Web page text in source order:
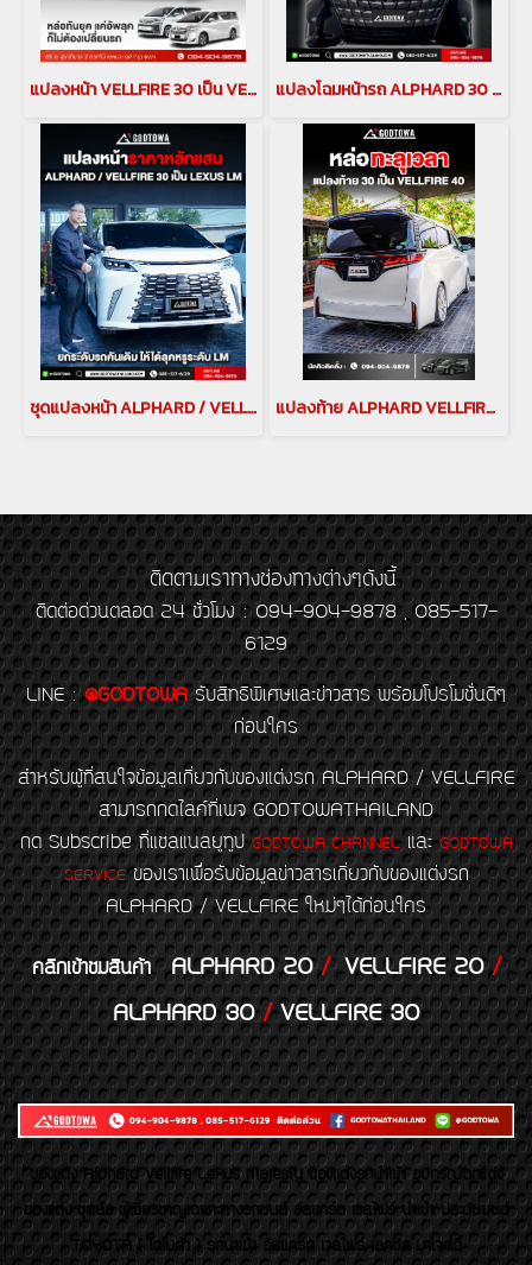
แปลงหน้า VELLFIRE 30 เป็น VELLFIRE 40 vellfire 2015-2023 แปลงโฉมเป็น All-New Vellfire แปลงโฉมหน้ารถ ALPHARD 30 เป็น ALPHARD 40 แปลงหน้าอัลพาร์ด แปลงหน้าอัลพาร์ด 2023 เป็นอัลพาร์ด 40 แปลงหน้าอัลพาร์ด Alphard face conversion
ชุดแปลงหน้า ALPHARD / VELLFIRE 30 เป็น LEXUS LM แปลงท้าย ALPHARD VELLFIRE 30 2015-2023 เป็นโฉมปี 2024 แปลงท้ายเวลไฟร์ vellfire face conversion แปลงท้ายเวลไฟร์ 30
ติดตามเราทางช่องทางต่างๆดังนี้
ติดต่อด่วนตลอด 24 ชั่วโมง : 094-904-9878 , 085-517-
6129
LINE : @GODTOWA รับสิทธิพิเศษและข่าวสาร พร้อมโปรโมชั่นดีๆ
ก่อนใคร
สำหรับผู้ที่สนใจข้อมูลเกี่ยวกับของแต่งรถ ALPHARD / VELLFIRE
สามารถกดไลค์ที่เพจ GODTOWATHAILAND
กด Subscribe ที่แชลแนลยูทูป GODTOWA CHANNELและGODTOWA
SERVICEของเราเพื่อรับข้อมูลข่าวสารเกี่ยวกับของแต่งรถ
ALPHARD / VELLFIRE ใหม่ๆได้ก่อนใคร
คลิกเข้าชมสินค้า ALPHARD 20/VELLFIRE 20/
ALPHARD 30/VELLFIRE 30
ของเเต่ง Alphard Vellfire Lexus Majesty ของเเต่งรถนำเข้า อุปกรณ์ตกแต่ง
ของแต่ง ชุดล้อ ผู้เชี่ยวชาญเฉพาะทางรถยนต์ อัลพาร์ด เวลไฟร์ นำเข้า ประดับยนต์
TOYOTA ( โตโยต้า ) รถนำเข้า อัลพาร์ด เวลไฟร์ เลกซัส มาเจสตี้